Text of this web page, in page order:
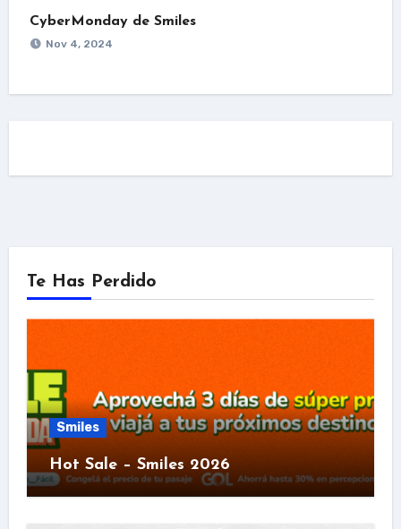
CyberMonday de Smiles
Nov 4, 2024
Te Has Perdido
Smiles
Hot Sale – Smiles 2026